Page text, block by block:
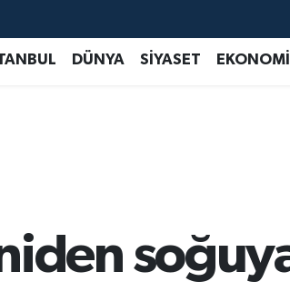
DÜNYA SİYASET EKONOMİ